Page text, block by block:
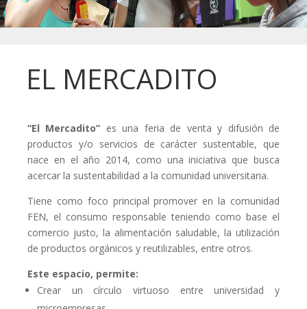
EL MERCADITO
“El Mercadito” es una feria de venta y difusión de
productos y/o servicios de carácter sustentable, que
nace en el año 2014, como una iniciativa que busca
acercar la sustentabilidad a la comunidad universitaria.
Tiene como foco principal promover en la comunidad
FEN, el consumo responsable teniendo como base el
comercio justo, la alimentación saludable, la utilización
de productos orgánicos y reutilizables, entre otros.
Este espacio, permite:
Crear un círculo virtuoso entre universidad y